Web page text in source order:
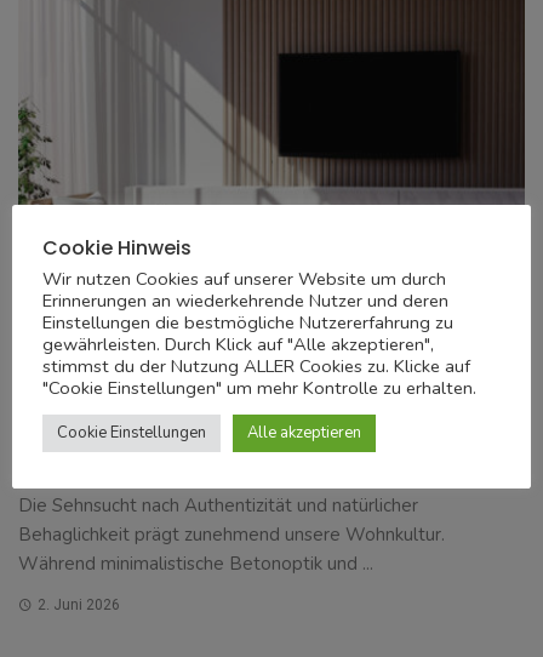
INSPIRATION
Natürliche Wärme in modernen
Wohnräumen: Wie Holzelemente Räume
verwandeln
Die Sehnsucht nach Authentizität und natürlicher
Behaglichkeit prägt zunehmend unsere Wohnkultur.
Während minimalistische Betonoptik und ...
2. Juni 2026
Cookie Hinweis
Wir nutzen Cookies auf unserer Website um durch
Erinnerungen an wiederkehrende Nutzer und deren
Einstellungen die bestmögliche Nutzererfahrung zu
gewährleisten. Durch Klick auf "Alle akzeptieren",
stimmst du der Nutzung ALLER Cookies zu. Klicke auf
"Cookie Einstellungen" um mehr Kontrolle zu erhalten.
Cookie Einstellungen Alle akzeptieren